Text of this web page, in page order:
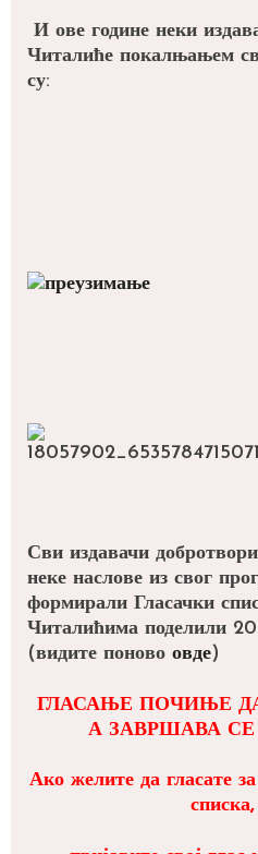
И ове године неки
Читалиће покалњањем
су:
Сви издавачи
неке наслове из свог
формирали Гласачки
Читалићима поделили
(видите поново овде)
ГЛАСАЊЕ ПОЧИЊЕ
А ЗАВРШАВА СЕ
Ако желите да гласате
списка,